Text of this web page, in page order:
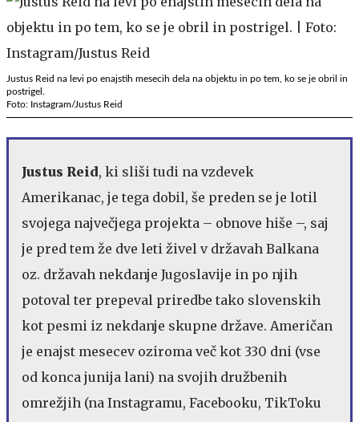
Justus Reid na levi po enajstih mesecih dela na objektu in po tem, ko se je obril in
postrigel.
Foto: Instagram/Justus Reid
Justus Reid, ki sliši tudi na vzdevek
Amerikanac, je tega dobil, še preden se je lotil
svojega največjega projekta – obnove hiše –, saj
je pred tem že dve leti živel v državah Balkana
oz. državah nekdanje Jugoslavije in po njih
potoval ter prepeval priredbe tako slovenskih
kot pesmi iz nekdanje skupne države. Američan
je enajst mesecev oziroma več kot 330 dni (vse
od konca junija lani) na svojih družbenih
omrežjih (na Instagramu, Facebooku, TikToku